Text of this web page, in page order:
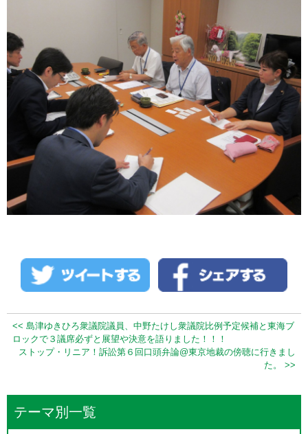
<< 島津ゆきひろ衆議院議員、中野たけし衆議院比例予定候補と東海ブ
ロックで３議席必ずと展望や決意を語りました！！！
ストップ・リニア！訴訟第６回口頭弁論@東京地裁の傍聴に行きまし
た。 >>
テーマ別一覧